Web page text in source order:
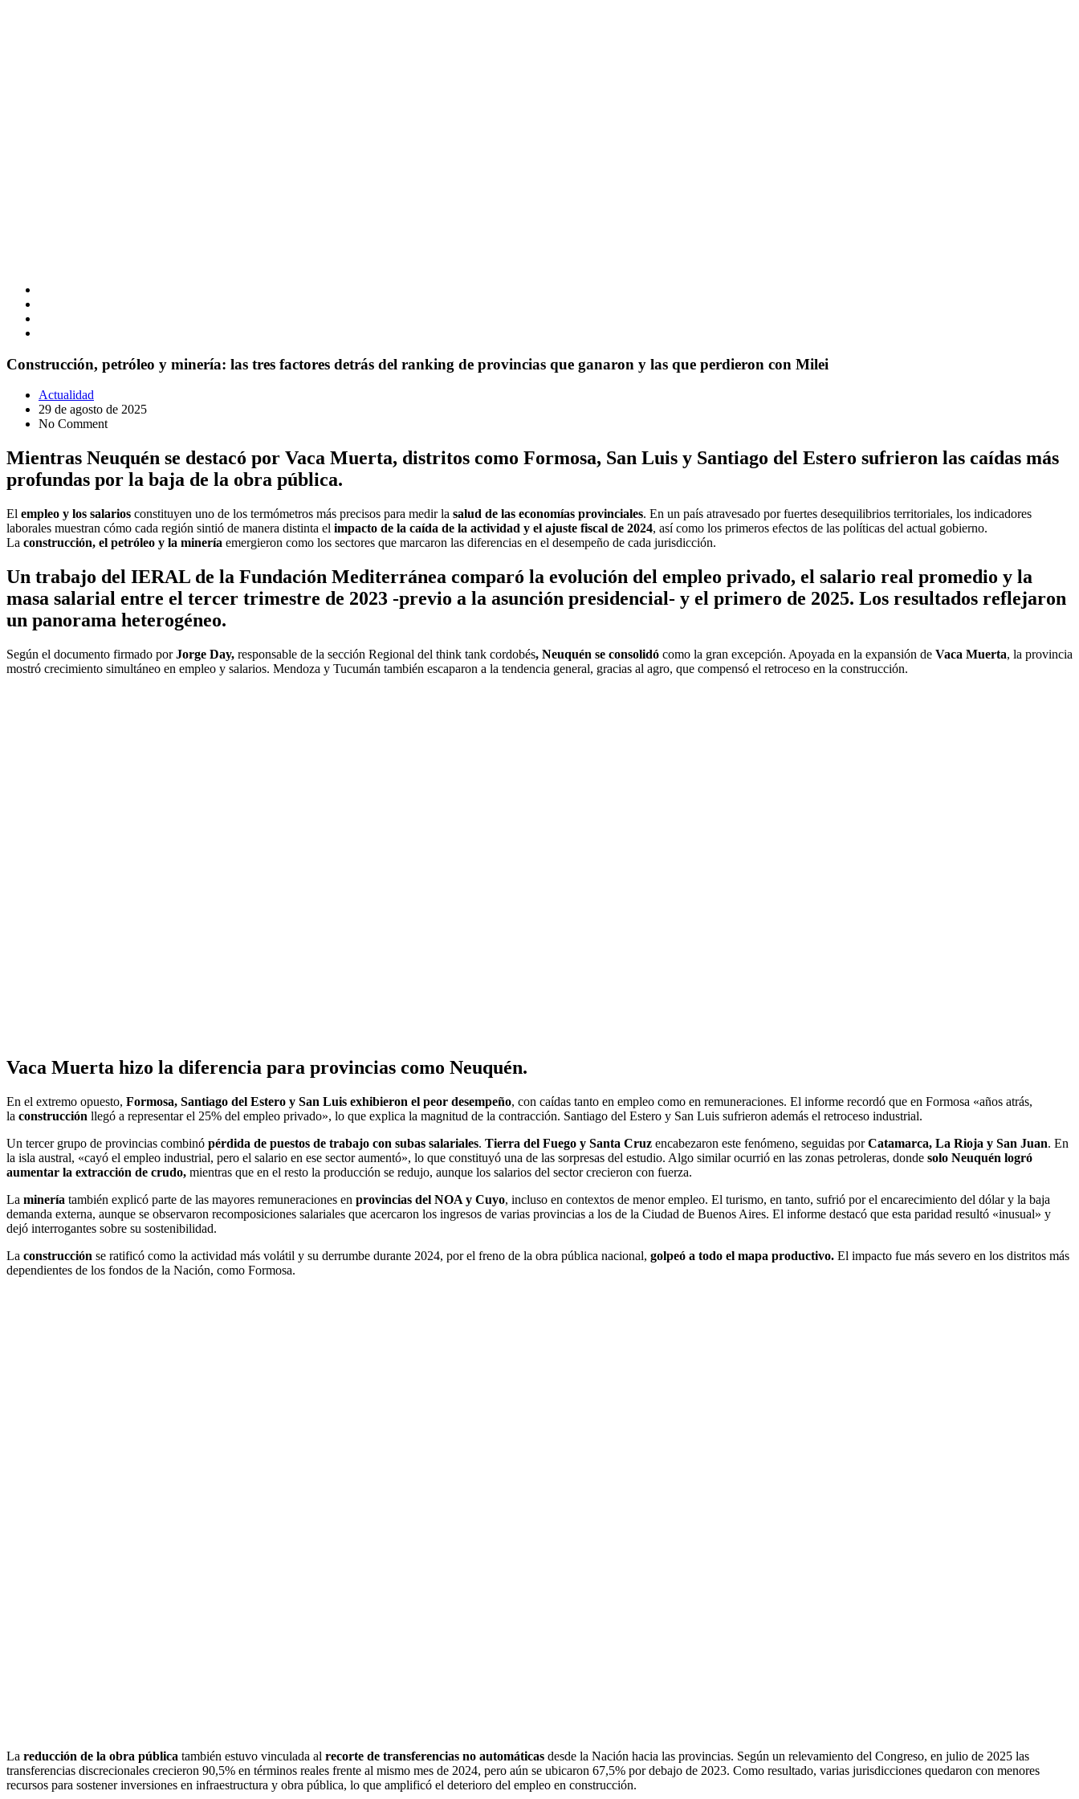
Construcción, petróleo y minería: las tres factores detrás del ranking de provincias que ganaron y las que perdieron con Milei
Actualidad
29 de agosto de 2025
No Comment
Mientras Neuquén se destacó por Vaca Muerta, distritos como Formosa, San Luis y Santiago del Estero sufrieron las caídas más
profundas por la baja de la obra pública.
El empleo y los salarios constituyen uno de los termómetros más precisos para medir la salud de las economías provinciales. En un país atravesado por fuertes desequilibrios territoriales, los indicadores
laborales muestran cómo cada región sintió de manera distinta el impacto de la caída de la actividad y el ajuste fiscal de 2024, así como los primeros efectos de las políticas del actual gobierno.
La construcción, el petróleo y la minería emergieron como los sectores que marcaron las diferencias en el desempeño de cada jurisdicción.
Un trabajo del IERAL de la Fundación Mediterránea comparó la evolución del empleo privado, el salario real promedio y la
masa salarial entre el tercer trimestre de 2023 -previo a la asunción presidencial- y el primero de 2025. Los resultados reflejaron
un panorama heterogéneo.
Según el documento firmado porJorge Day, responsable de la sección Regional del think tank cordobés, Neuquén se consolidó como la gran excepción. Apoyada en la expansión de Vaca Muerta, la provincia
mostró crecimiento simultáneo en empleo y salarios. Mendoza y Tucumán también escaparon a la tendencia general, gracias al agro, que compensó el retroceso en la construcción.
Vaca Muerta hizo la diferencia para provincias como Neuquén.
En el extremo opuesto, Formosa, Santiago del Estero y San Luis exhibieron el peor desempeño, con caídas tanto en empleo como en remuneraciones. El informe recordó que en Formosa «años atrás,
la construcción llegó a representar el 25% del empleo privado», lo que explica la magnitud de la contracción. Santiago del Estero y San Luis sufrieron además el retroceso industrial.
Un tercer grupo de provincias combinó pérdida de puestos de trabajo con subas salariales. Tierra del Fuego y Santa Cruz encabezaron este fenómeno, seguidas porCatamarca, La Rioja y San Juan. En
la isla austral, «cayó el empleo industrial, pero el salario en ese sector aumentó», lo que constituyó una de las sorpresas del estudio. Algo similar ocurrió en las zonas petroleras, donde solo Neuquén logró
aumentar la extracción de crudo, mientras que en el resto la producción se redujo, aunque los salarios del sector crecieron con fuerza.
La minería también explicó parte de las mayores remuneraciones en provincias del NOA y Cuyo, incluso en contextos de menor empleo. El turismo, en tanto, sufrió por el encarecimiento del dólar y la baja
demanda externa, aunque se observaron recomposiciones salariales que acercaron los ingresos de varias provincias a los de la Ciudad de Buenos Aires. El informe destacó que esta paridad resultó «inusual» y
dejó interrogantes sobre su sostenibilidad.
La construcción se ratificó como la actividad más volátil y su derrumbe durante 2024, por el freno de la obra pública nacional, golpeó a todo el mapa productivo. El impacto fue más severo en los distritos más
dependientes de los fondos de la Nación, como Formosa.
La reducción de la obra pública también estuvo vinculada al recorte de transferencias no automáticas desde la Nación hacia las provincias. Según un relevamiento del Congreso, en julio de 2025 las
transferencias discrecionales crecieron 90,5% en términos reales frente al mismo mes de 2024, pero aún se ubicaron 67,5% por debajo de 2023. Como resultado, varias jurisdicciones quedaron con menores
recursos para sostener inversiones en infraestructura y obra pública, lo que amplificó el deterioro del empleo en construcción.